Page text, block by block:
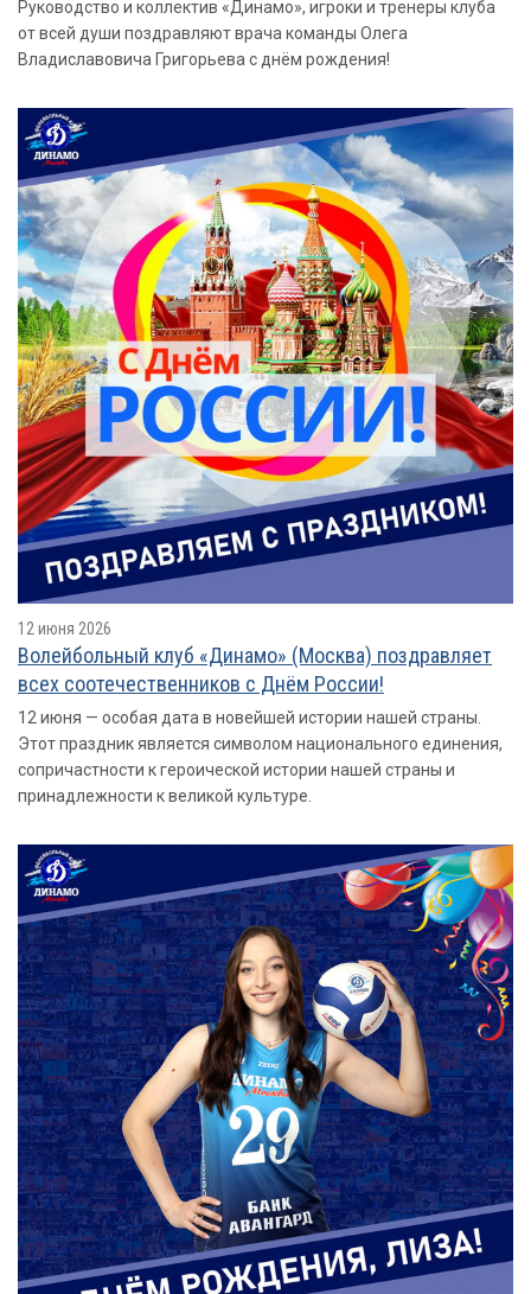
Руководство и коллектив «Динамо», игроки и тренеры клуба
от всей души поздравляют врача команды Олега
Владиславовича Григорьева с днём рождения!
12 июня 2026
Волейбольный клуб «Динамо» (Москва) поздравляет
всех соотечественников с Днём России!
12 июня — особая дата в новейшей истории нашей страны.
Этот праздник является символом национального единения,
сопричастности к героической истории нашей страны и
принадлежности к великой культуре.